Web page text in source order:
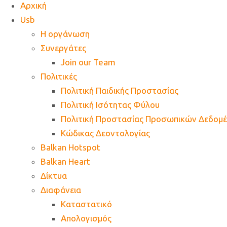
Αρχική
Usb
Η οργάνωση
Συνεργάτες
Join our Team
Πολιτικές
Πολιτική Παιδικής Προστασίας
Πολιτική Ισότητας Φύλου
Πολιτική Προστασίας Προσωπικών
Κώδικας Δεοντολογίας
Balkan Hotspot
Balkan Heart
Δίκτυα
Διαφάνεια
Καταστατικό
Απολογισμός